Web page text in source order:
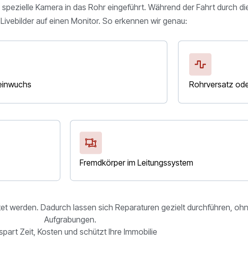
Kamera in das Rohr eingeführt. Während der Fahrt durch
auf einen Monitor. So erkennen wir genau:
Rohrversatz
Fremdkörper im Leitungssystem
werden. Dadurch lassen sich Reparaturen gezielt durchführen,
Aufgrabungen.
Zeit, Kosten und schützt Ihre Immobilie